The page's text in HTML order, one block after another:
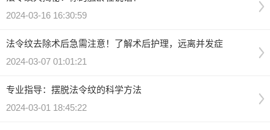
2024-03-16 16:30:59
法令纹去除术后急需注意！了解术后护理，远离并发症
2024-03-07 01:01:21
专业指导：摆脱法令纹的科学方法
2024-03-01 18:45:22